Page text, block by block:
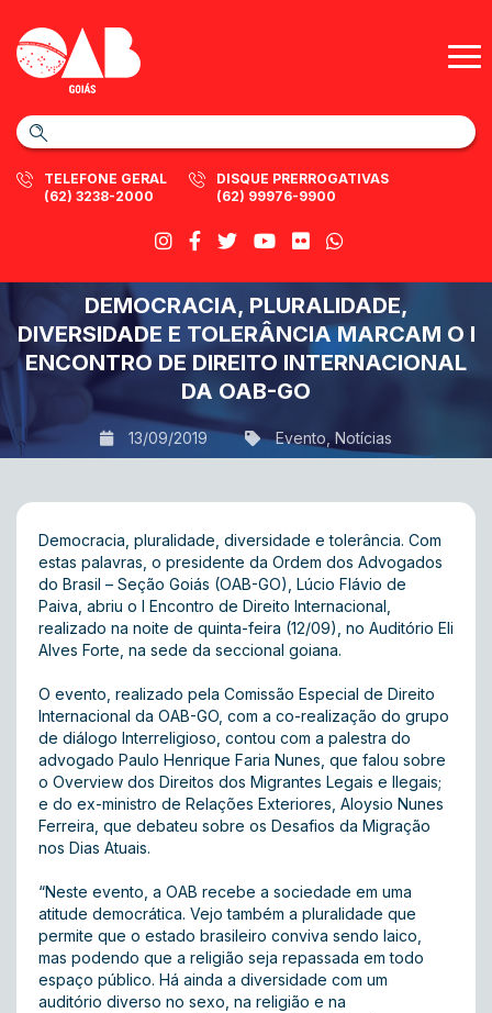
TELEFONE GERAL
(62) 3238-2000
DISQUE PRERROGATIVAS
(62) 99976-9900
DEMOCRACIA, PLURALIDADE,
DIVERSIDADE E TOLERÂNCIA MARCAM O I
ENCONTRO DE DIREITO INTERNACIONAL
DA OAB-GO
13/09/2019 Evento Notícias
Democracia, pluralidade, diversidade e tolerância. Com
estas palavras, o presidente da Ordem dos Advogados
do Brasil – Seção Goiás (OAB-GO), Lúcio Flávio de
Paiva, abriu o I Encontro de Direito Internacional,
realizado na noite de quinta-feira (12/09), no Auditório Eli
Alves Forte, na sede da seccional goiana.
O evento, realizado pela Comissão Especial de Direito
Internacional da OAB-GO, com a co-realização do grupo
de diálogo Interreligioso, contou com a palestra do
advogado Paulo Henrique Faria Nunes, que falou sobre
o Overview dos Direitos dos Migrantes Legais e Ilegais;
e do ex-ministro de Relações Exteriores, Aloysio Nunes
Ferreira, que debateu sobre os Desafios da Migração
nos Dias Atuais.
“Neste evento, a OAB recebe a sociedade em uma
atitude democrática. Vejo também a pluralidade que
permite que o estado brasileiro conviva sendo laico,
mas podendo que a religião seja repassada em todo
espaço público. Há ainda a diversidade com um
auditório diverso no sexo, na religião e na